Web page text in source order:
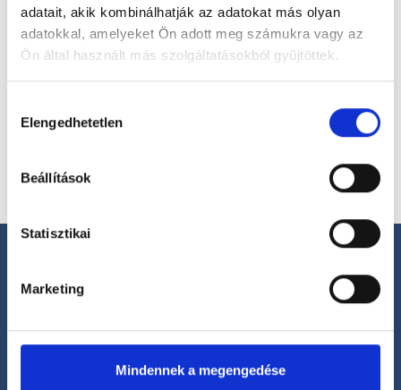
adatait, akik kombinálhatják az adatokat más olyan
adatokkal, amelyeket Ön adott meg számukra vagy az
Ön által használt más szolgáltatásokból gyűjtöttek.
szabályzat:https://foglaljorvost.hu/info/foglaljorvost-
kiválasztása
Elengedhetetlen
Beállítások
Statisztikai
Marketing
Mindennek a megengedése
Segíthetünk?
+36 1 700-1398